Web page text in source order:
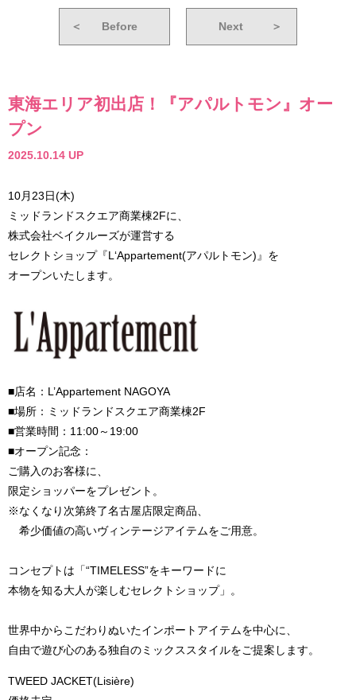
＜ Before Next ＞
東海エリア初出店！『アパルトモン』オー
プン
2025.10.14 UP
10月23日(木)
ミッドランドスクエア商業棟2Fに、
株式会社ベイクルーズが運営する
セレクトショップ『L‘Appartement(アパルトモン)』を
オープンいたします。
■店名：L’Appartement NAGOYA
■場所：ミッドランドスクエア商業棟2F
■営業時間：11:00～19:00
■オープン記念：
ご購入のお客様に、
限定ショッパーをプレゼント。
※なくなり次第終了名古屋店限定商品、
希少価値の高いヴィンテージアイテムをご用意。
コンセプトは「“TIMELESS”をキーワードに
本物を知る大人が楽しむセレクトショップ」。
世界中からこだわりぬいたインポートアイテムを中心に、
自由で遊び心のある独自のミックススタイルをご提案します。
TWEED JACKET(Lisière)